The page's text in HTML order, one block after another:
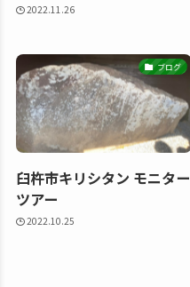
2022.11.26
ブログ
臼杵市キリシタン モニター
ツアー
2022.10.25